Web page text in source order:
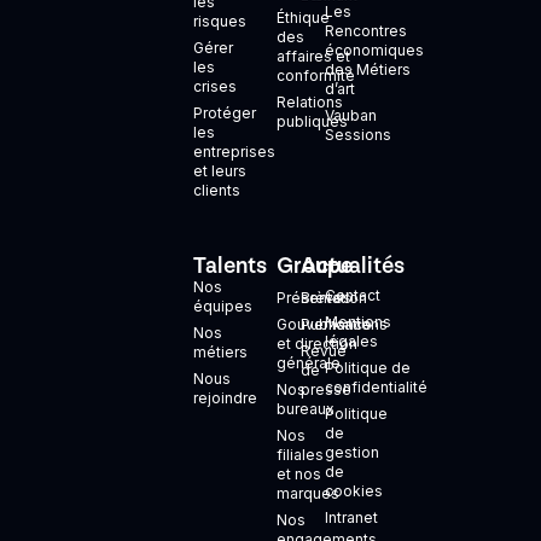
risques
Gérer
les
crises
Protéger
les
entreprises
et leurs
clients
Éthique
des
affaires et
conformité
Relations
publiques
Les
Rencontres
économiques
des Métiers
d’art
Vauban
Sessions
Talents
Nos
équipes
Nos
métiers
Nous
rejoindre
Groupe
Présentation
Gouvernance
et direction
générale
Nos
bureaux
Nos
filiales
et nos
marques
Nos
Actualités
Brèves
Publications
Revue
de
presse
+
Contact
Mentions
légales
Politique de
confidentialité
Politique
de
gestion
de
cookies
Intranet